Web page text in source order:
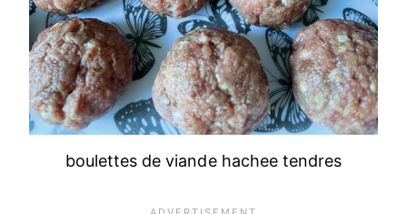
boulettes de viande hachee tendres